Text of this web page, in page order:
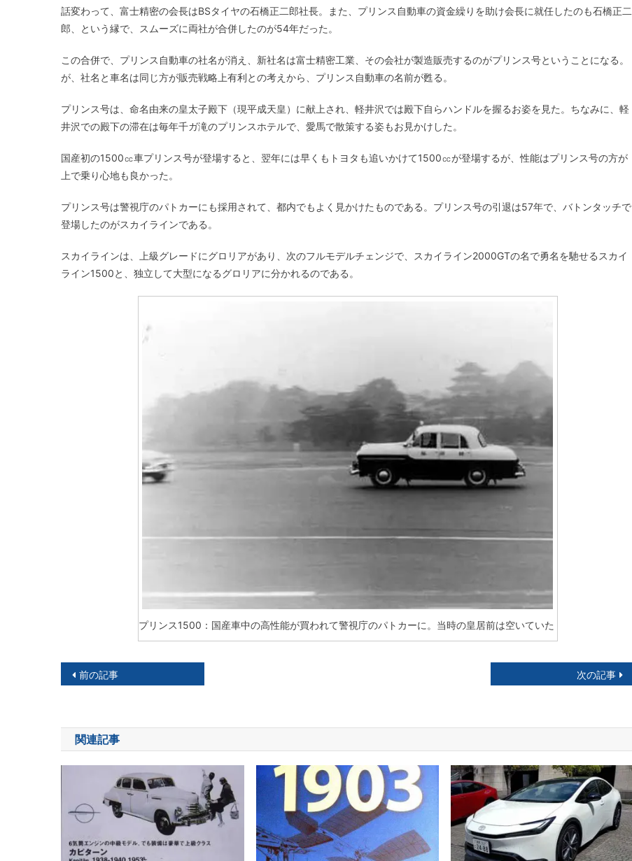
話変わって、富士精密の会長はBSタイヤの石橋正二郎社長。また、プリンス自動車の資金繰りを助け会長に就任したのも石橋正二
郎、という縁で、スムーズに両社が合併したのが54年だった。
この合併で、プリンス自動車の社名が消え、新社名は富士精密工業、その会社が製造販売するのがプリンス号ということになる。
が、社名と車名は同じ方が販売戦略上有利との考えから、プリンス自動車の名前が甦る。
プリンス号は、命名由来の皇太子殿下（現平成天皇）に献上され、軽井沢では殿下自らハンドルを握るお姿を見た。ちなみに、軽
井沢での殿下の滞在は毎年千ガ滝のプリンスホテルで、愛馬で散策する姿もお見かけした。
国産初の1500㏄車プリンス号が登場すると、翌年には早くもトヨタも追いかけて1500㏄が登場するが、性能はプリンス号の方が
上で乗り心地も良かった。
プリンス号は警視庁のパトカーにも採用されて、都内でもよく見かけたものである。プリンス号の引退は57年で、バトンタッチで
登場したのがスカイラインである。
スカイラインは、上級グレードにグロリアがあり、次のフルモデルチェンジで、スカイライン2000GTの名で勇名を馳せるスカイ
ライン1500と、独立して大型になるグロリアに分かれるのである。
プリンス1500：国産車中の高性能が買われて警視庁のパトカーに。当時の皇居前は空いていた
投
ナ
ビ
ー
シ
前の記事 次の記事
関連記事